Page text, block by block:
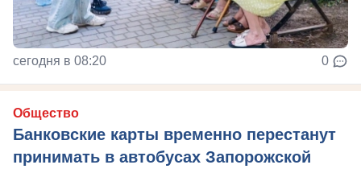
сегодня в 08:20 0
Общество
Банковские карты временно перестанут
принимать в автобусах Запорожской